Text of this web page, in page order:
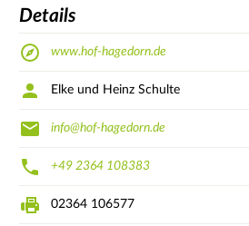
Details
www.hof-hagedorn.de
Elke und Heinz Schulte
info@hof-hagedorn.de
+49 2364 108383
02364 106577